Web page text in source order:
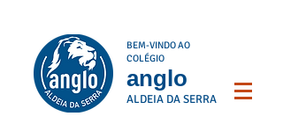
BEM-VINDO AO
COLÉGIO
anglo
ALDEIA DA SERRA